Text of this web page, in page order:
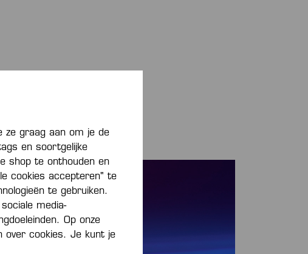
ze graag aan om je de
en soortgelijke
shop te onthouden en
cookies accepteren" te
te gebruiken.
media-
Op onze
over cookies. Je kunt je